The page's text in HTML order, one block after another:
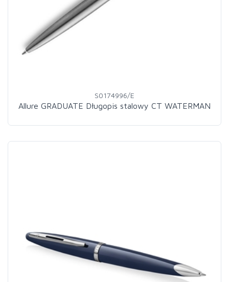
S0174996/E
Allure GRADUATE Długopis stalowy CT WATERMAN